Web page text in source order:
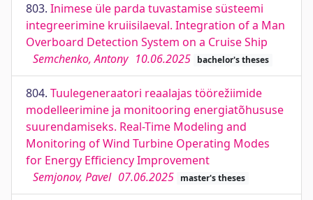
803. Inimese üle parda tuvastamise süsteemi
integreerimine kruiisilaeval. Integration of a Man
Overboard Detection System on a Cruise Ship
Semchenko, Antony 10.06.2025 bachelor's theses
804. Tuulegeneraatori reaalajas töörežiimide
modelleerimine ja monitooring energiatõhususe
suurendamiseks. Real-Time Modeling and
Monitoring of Wind Turbine Operating Modes
for Energy Efficiency Improvement
Semjonov, Pavel 07.06.2025 master's theses